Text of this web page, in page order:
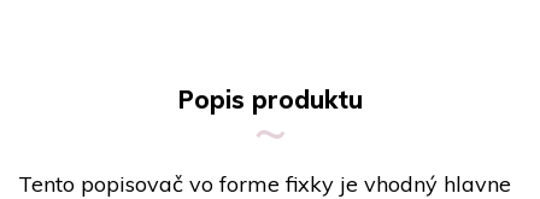
Popis produktu
Tento popisovač vo forme fixky je vhodný hlavne